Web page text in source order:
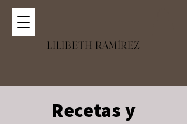
LILIBETH RAMÍREZ
Recetas y